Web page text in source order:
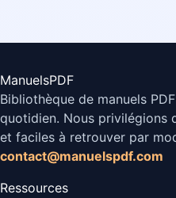
ManuelsPDF
Bibliothèque de manuels
quotidien. Nous privilégions
et faciles à retrouver par
contact@manuelspdf.com
Ressources